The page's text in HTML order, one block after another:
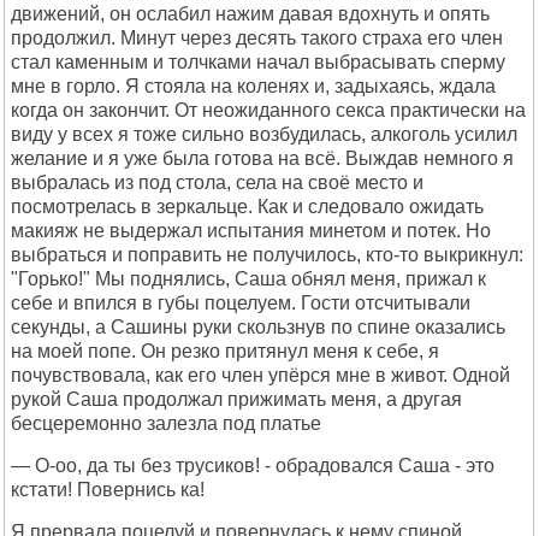
движений, он ослабил нажим давая вдохнуть и опять
продолжил. Минут через десять такого страха его член
стал каменным и толчками начал выбрасывать сперму
мне в горло. Я стояла на коленях и, задыхаясь, ждала
когда он закончит. От неожиданного секса практически на
виду у всех я тоже сильно возбудилась, алкоголь усилил
желание и я уже была готова на всё. Выждав немного я
выбралась из под стола, села на своё место и
посмотрелась в зеркальце. Как и следовало ожидать
макияж не выдержал испытания минетом и потек. Но
выбраться и поправить не получилось, кто-то выкрикнул:
"Горько!" Мы поднялись, Саша обнял меня, прижал к
себе и впился в губы поцелуем. Гости отсчитывали
секунды, а Сашины руки скользнув по спине оказались
на моей попе. Он резко притянул меня к себе, я
почувствовала, как его член упёрся мне в живот. Одной
рукой Саша продолжал прижимать меня, а другая
бесцеремонно залезла под платье
— О-оо, да ты без трусиков! - обрадовался Саша - это
кстати! Повернись ка!
Я прервала поцелуй и повернулась к нему спиной